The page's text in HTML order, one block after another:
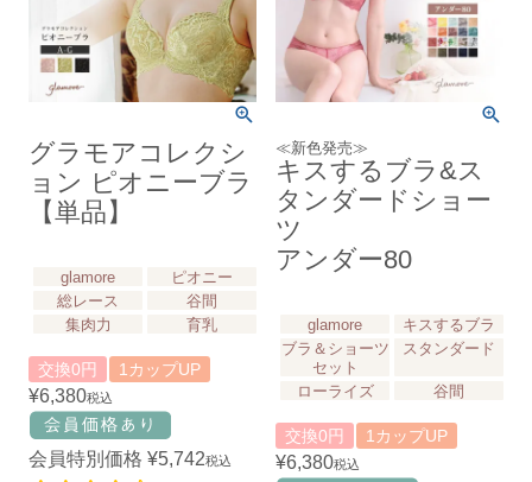
グラモアコレクシ
ョン ピオニーブラ
【単品】
glamore
ピオニー
総レース
谷間
集肉力
育乳
交換0円 1カップUP
¥6,380税込
会員特別価格 ¥5,742税込
≪新色発売≫
キスするブラ&ス
タンダードショー
ツ
アンダー80
glamore
キスするブラ
ブラ＆ショーツ
セット
スタンダード
ローライズ 谷間
交換0円 1カップUP
¥6,380税込